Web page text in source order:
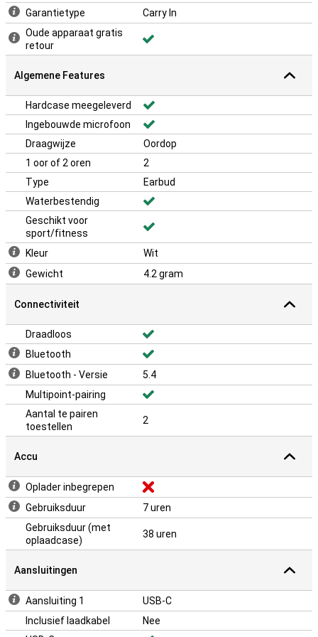
Garantietype
Carry In
Oude apparaat gratis
retour
Algemene Features
Hardcase meegeleverd
Ingebouwde microfoon
Draagwijze
Oordop
1 oor of 2 oren
2
Type
Earbud
Waterbestendig
Geschikt voor
sport/fitness
Kleur
Wit
Gewicht
4.2 gram
Connectiviteit
Draadloos
Bluetooth
Bluetooth - Versie
5.4
Multipoint-pairing
Aantal te pairen
toestellen
2
Accu
Oplader inbegrepen
Gebruiksduur
7 uren
Gebruiksduur (met
oplaadcase)
38 uren
Aansluitingen
Aansluiting 1
USB-C
Inclusief laadkabel
Nee